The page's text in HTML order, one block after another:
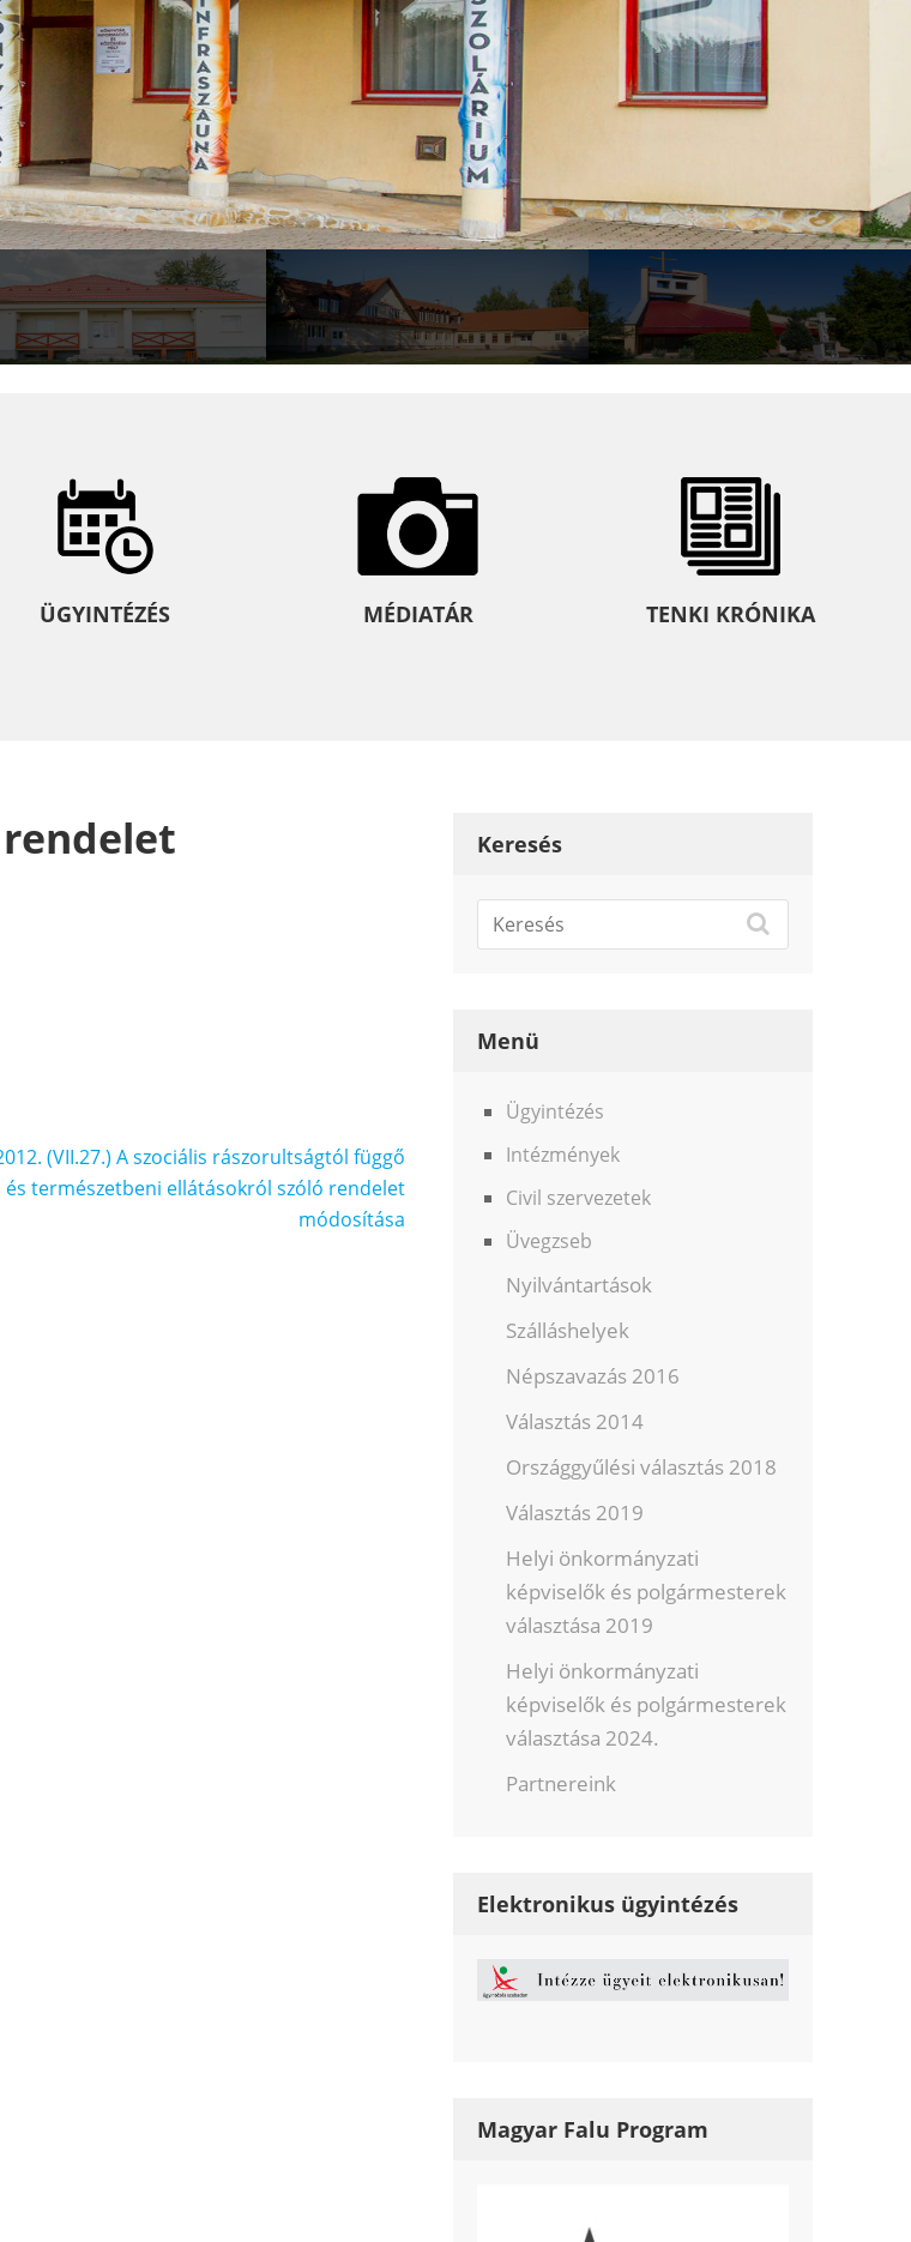
ÜGYINTÉZÉS MÉDIATÁR TENKI KRÓNIKA
rendelet
(VII.27.) A szociális rászorultságtól függő
és természetbeni ellátásokról szóló rendelet
módosítása
Keresés
Menü
Ügyintézés
Intézmények
Civil szervezetek
Üvegzseb
Nyilvántartások
Szálláshelyek
Népszavazás 2016
Választás 2014
Országgyűlési választás 2018
Választás 2019
Helyi önkormányzati
képviselők és polgármesterek
választása 2019
Helyi önkormányzati
képviselők és polgármesterek
választása 2024.
Partnereink
Elektronikus ügyintézés
Magyar Falu Program